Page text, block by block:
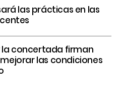
las prácticas en las
la concertada firman
las condiciones